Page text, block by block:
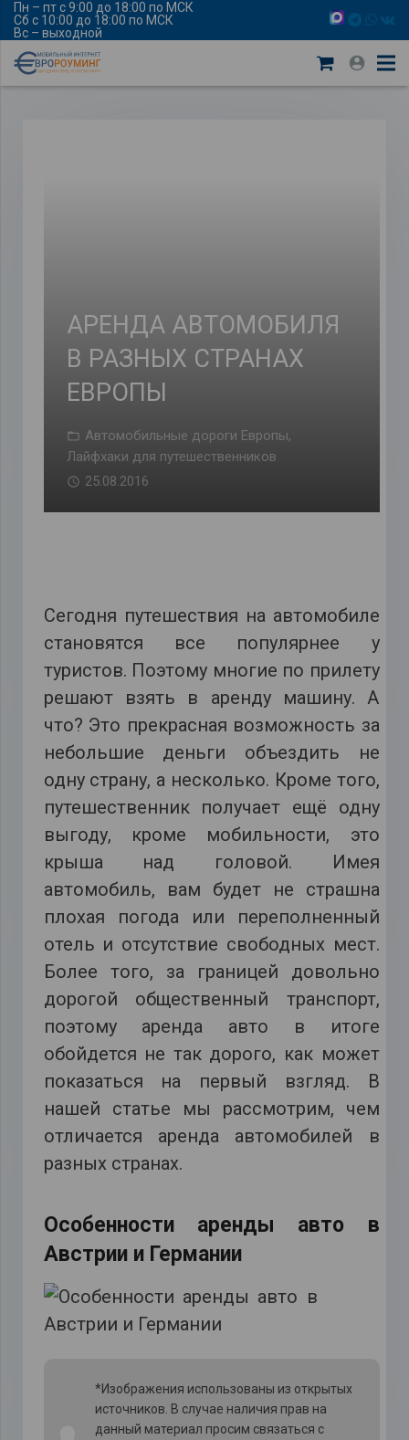
Пн – пт с 9:00 до 18:00 по МСК
Сб с 10:00 до 18:00 по МСК
Вс – выходной
АРЕНДА АВТОМОБИЛЯ
В РАЗНЫХ СТРАНАХ
ЕВРОПЫ
Автомобильные дороги Европы,
Лайфхаки для путешественников
25.08.2016
Сегодня путешествия на автомобиле
становятся все популярнее у
туристов. Поэтому многие по прилету
решают взять в аренду машину. А
что? Это прекрасная возможность за
небольшие деньги объездить не
одну страну, а несколько. Кроме того,
путешественник получает ещё одну
выгоду, кроме мобильности, это
крыша над головой. Имея
автомобиль, вам будет не страшна
плохая погода или переполненный
отель и отсутствие свободных мест.
Более того, за границей довольно
дорогой общественный транспорт,
поэтому аренда авто в итоге
обойдется не так дорого, как может
показаться на первый взгляд. В
нашей статье мы рассмотрим, чем
отличается аренда автомобилей в
разных странах.
Особенности аренды авто в
Австрии и Германии
*Изображения использованы из открытых
источников. В случае наличия прав на
данный материал просим связаться с